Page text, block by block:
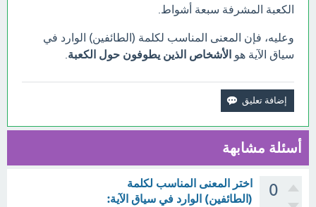
الكعبة المشرفة سبعة أشواط.
وعليه، فإن المعنى المناسب لكلمة (الطائفين) الوارد في
سياق الآية هو الأشخاص الذين يطوفون حول الكعبة
أسئلة مشابهة
0
اختر المعنى المناسب لكلمة
(الطائفين) الوارد في سياق الآية: